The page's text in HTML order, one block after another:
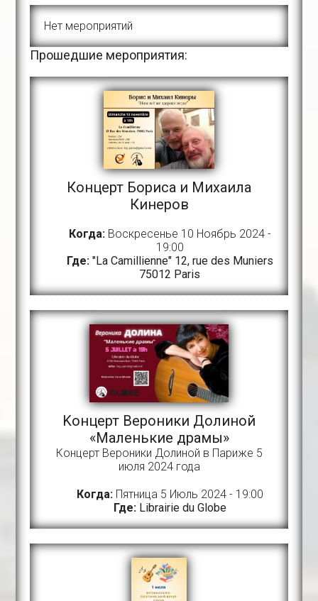
Нет мероприятий
Прошедшие мероприятия:
Концерт Бориса и Михаила
Кинеров
Когда:Воскресенье 10 Ноябрь 2024 -
19:00
Где: "La Camillienne" 12, rue des Muniers
75012 Paris
Kонцерт Вероники Долиной
«Маленькие драмы»
Концерт Вероники Долиной в Париже 5
июля 2024 года
Когда:Пятница 5 Июль 2024 - 19:00
Где: Librairie du Globe